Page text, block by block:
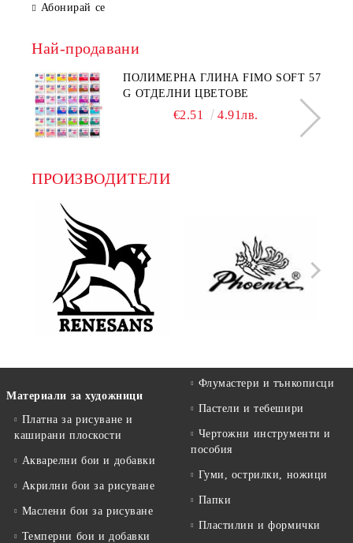
Абонирай се
Най-продавани
ПОЛИМЕРНА ГЛИНА FIMO SOFT 57
G ОТДЕЛНИ ЦВЕТОВЕ
€2.51 4.91лв.
ПРОИЗВОДИТЕЛИ
Материали за художници
Платна за рисуване и
каширани плоскости
Акварелни бои и добавки
Акрилни бои за рисуване
Маслени бои за рисуване
Темперни бои и добавки
Флумастери и тънкописци
Пастели и тебешири
Чертожни инструменти и
пособия
Гуми, острилки, ножици
Папки
Пластилин и формички